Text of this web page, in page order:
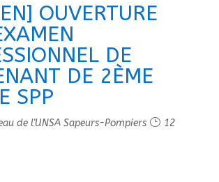
OUVERTURE
DE
DE 2ÈME
SPP
de l'UNSA Sapeurs-Pompiers
12